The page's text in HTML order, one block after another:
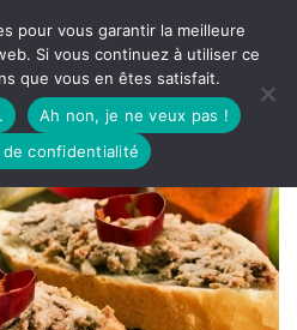
pour vous garantir la meilleure
Si vous continuez à utiliser ce
que vous en êtes satisfait.
Ah non, je ne veux pas !
de confidentialité